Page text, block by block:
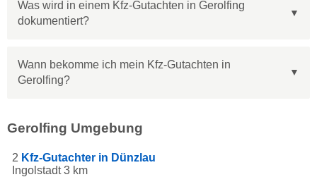
Was wird in einem Kfz-Gutachten in Gerolfing
dokumentiert?
Wann bekomme ich mein Kfz-Gutachten in
Gerolfing?
Gerolfing Umgebung
2 Kfz-Gutachter in Dünzlau
Ingolstadt 3 km